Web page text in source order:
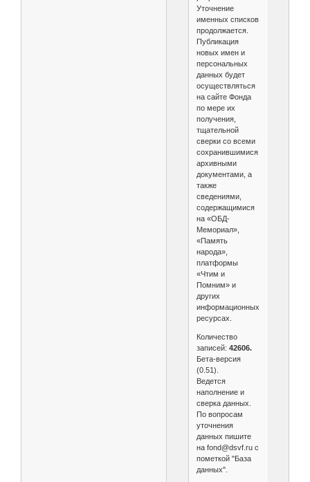
Уточнение
именных списков
продолжается.
Публикация
новых имен и
персональных
данных будет
осуществляться
на сайте Фонда
по мере их
получения,
тщательной
сверки со всеми
сохранившимися
архивными
документами, а
также
сведениями,
содержащимися
на «ОБД-
Мемориал»,
«Память
народа»,
платформы
«Чтим и
Помним» и
других
информационных
ресурсах.
Количество
записей: 42606.
Бета-версия
(0.51).
Ведется
наполнение и
сверка данных.
По вопросам
уточнения
данных пишите
на fond@dsvf.ru с
пометкой "База
данных".